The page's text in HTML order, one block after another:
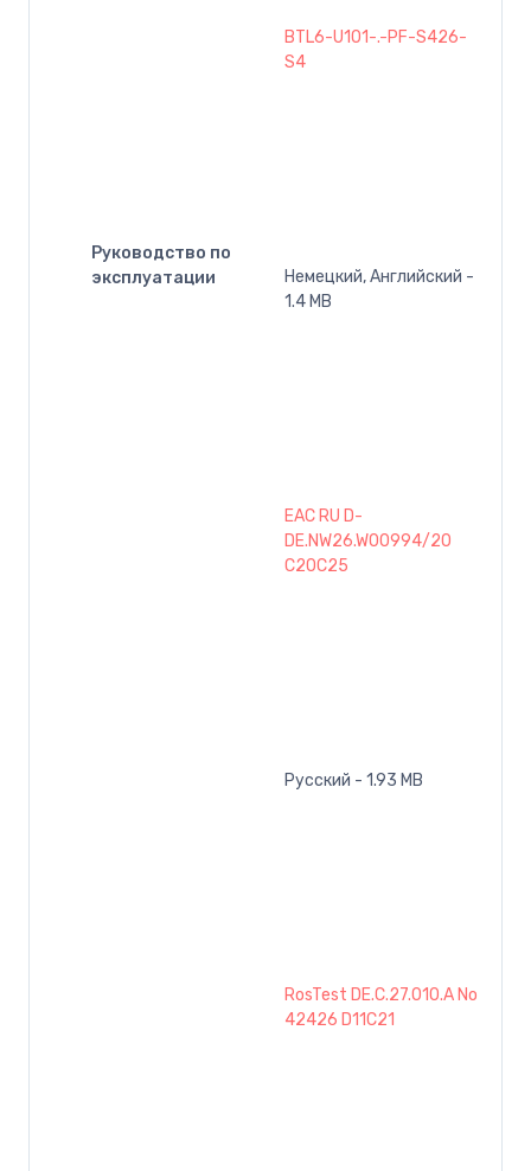
Руководство по
эксплуатации
BTL6-U101-.-PF-S426-
S4
Немецкий, Английский -
1.4 MB
EAC RU D-
DE.NW26.W00994/20
C20C25
Русский - 1.93 MB
RosTest DE.C.27.010.A No
42426 D11C21